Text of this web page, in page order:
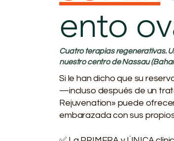
ento
Cuatro terapias regenerativas.
nuestro centro de Nassau
Si le han dicho que su
—incluso después de un
Rejuvenation» puede
embarazada con sus